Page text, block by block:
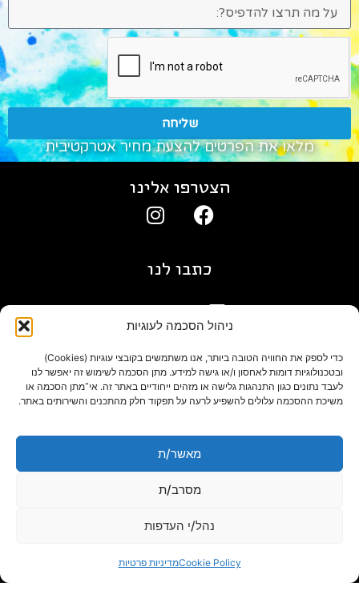
ניהול הסכמה לעוגיות
כדי לספק את החוויה הטובה ביותר, אנו משתמשים בקובצי עוגיות (Cookies)
ובטכנולוגיות דומות לאחסון ו/או גישה למידע. מתן הסכמה לשימוש זה יאפשר לנו
לעבד נתונים כגון התנהגות גלישה או מזהים ייחודיים באתר זה. אי־מתן הסכמה או
משיכת ההסכמה עלולים להשפיע לרעה על תפקוד חלק מהתכנים והשירותים באתר.
מאשר/ת
מסרב/ת
נהל/י העדפות
Cookie Policyמדיניות פרטיות
שליחה
מלאו את הפרטים להצעת מחיר אטרקטיבית
פרטי התקשרות
09-7412718
כתבו לנו
gil@agn.co.il
הצטרפו אלינו